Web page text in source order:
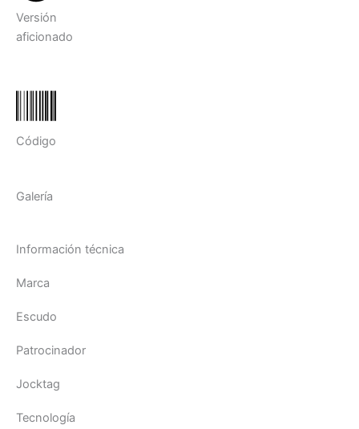
Versión
aficionado
Código
Galería
Información técnica
Marca
Escudo
Patrocinador
Jocktag
Tecnología